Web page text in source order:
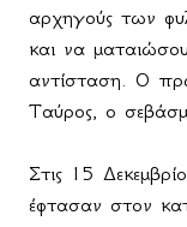
αρχηγούς των
και να
αντίσταση. Ο
Ταύρος, ο
Στις 15
έφτασαν στον